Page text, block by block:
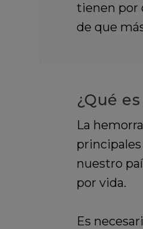
tienen por
de que
¿Qué
La
nuestro
por vida.
Es